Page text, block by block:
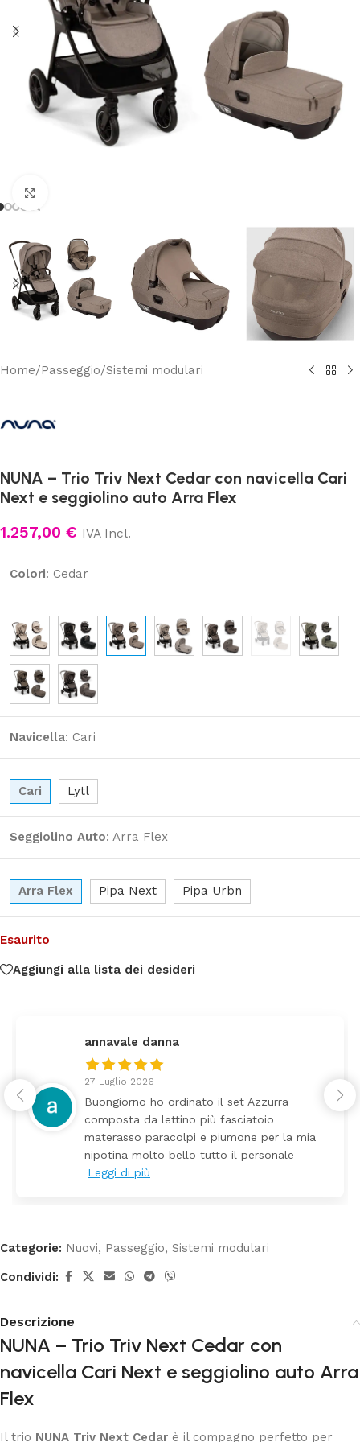
Home/Passeggio/Sistemi modulari
NUNA – Trio Triv Next Cedar con navicella Cari
Next e seggiolino auto Arra Flex
1.257,00 € IVA Incl.
Colori: Cedar
Navicella: Cari
Cari Lytl
Seggiolino Auto: Arra Flex
Arra Flex Pipa Next Pipa Urbn
Esaurito
Aggiungi alla lista dei desideri
federica
24 Luglio 2026
Tutti perfetto! Ho ordinato un lettino che é
arrivato ben imballato dopo pochi giorni.
Prezzo ottimi rispetto la concorrenza
Categorie: Nuovi, Passeggio, Sistemi modulari
Condividi:
Descrizione
NUNA – Trio Triv Next Cedar con
navicella Cari Next e seggiolino auto Arra
Flex
Il trio NUNA Triv Next Cedar è il compagno perfetto per